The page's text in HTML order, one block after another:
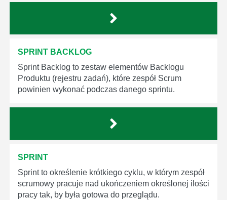
SPRINT BACKLOG
Sprint Backlog to zestaw elementów Backlogu
Produktu (rejestru zadań), które zespół Scrum
powinien wykonać podczas danego sprintu.
SPRINT
Sprint to określenie krótkiego cyklu, w którym zespół
scrumowy pracuje nad ukończeniem określonej ilości
pracy tak, by była gotowa do przeglądu.